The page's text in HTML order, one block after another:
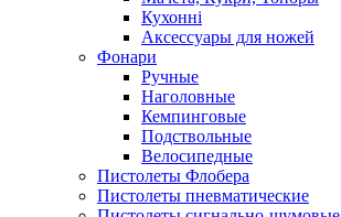
Кухонні
Аксессуары для ножей
Фонари
Ручные
Наголовные
Кемпинговые
Подствольные
Велосипедные
Пистолеты Флобера
Пистолеты пневматические